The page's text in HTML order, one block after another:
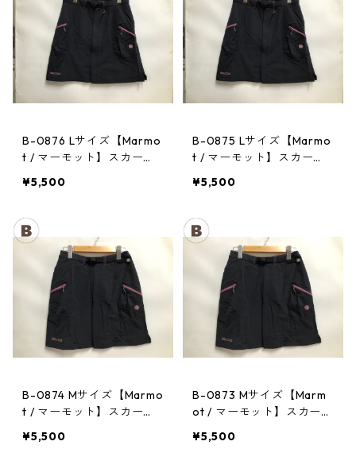
B-0876 Lサイズ【Marmo
t / マーモット】スカー
GRY レディース
¥5,500
B-0875 Lサイズ【Marmo
t / マーモット】スカー
GRY レディース
¥5,500
B-0874 Mサイズ【Marmo
t / マーモット】スカー
GRY レディース
¥5,500
B-0873 Mサイズ【Marm
ot / マーモット】スカー
GRY レディース
¥5,500